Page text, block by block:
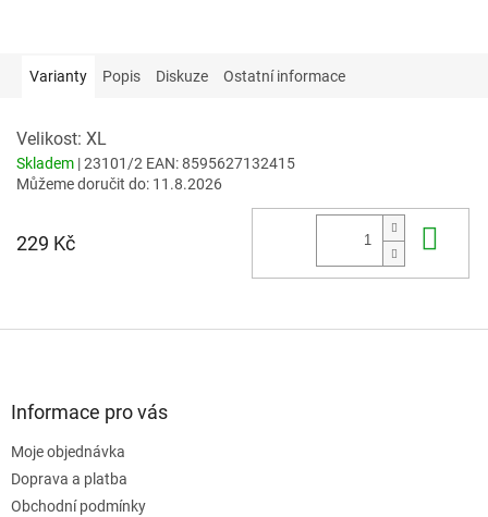
Varianty Popis Diskuze Ostatní informace
Velikost: XL
Skladem | 23101/2 EAN:8595627132415
Můžeme doručit do: 11.8.2026
229 Kč
Informace pro vás
Moje objednávka
Doprava a platba
Obchodní podmínky